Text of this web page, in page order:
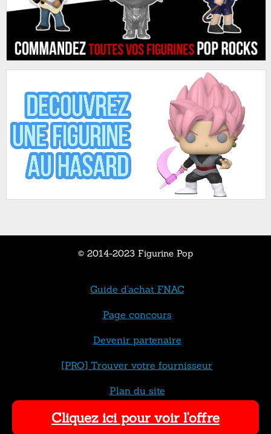
Cliquez ici pour voir l'offre
© 2014-2023 Figurine Pop
Guide d'achat FNAC
Page concours
Devenir partenaire
[PRO] Trouver votre fournisseur
Plan du site
Contact